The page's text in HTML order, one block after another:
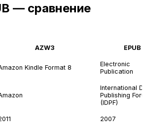
— сравнение
AZW3 EPUB
Kindle Format 8
Electronic
Publication
International
Publishing
(IDPF)
2007